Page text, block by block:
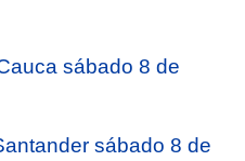
sábado 8 de
sábado 8 de